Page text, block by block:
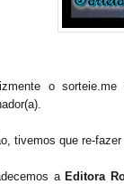
o
tivemos que re-
aEditora